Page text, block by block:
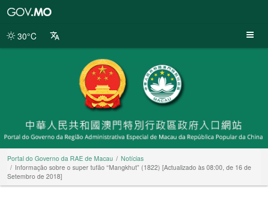
da
30°C
Portal do Governo da RAE de Macau
Notícias
Informação sobre o super tufão “Mangkhut” (1822) [Actualizado às 08:00, de 16 de
Setembro de 2018]